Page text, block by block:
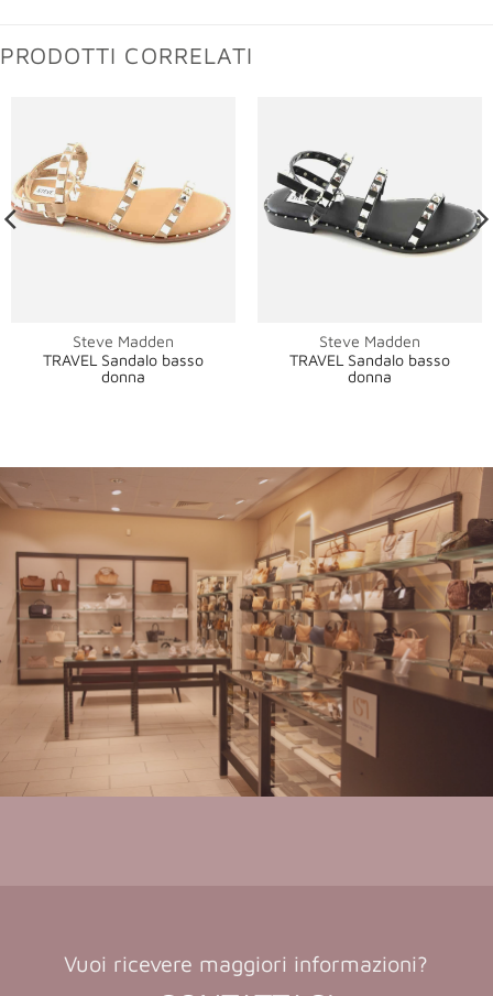
PRODOTTI CORRELATI
Steve Madden
TRAVEL Sandalo basso
donna
Steve Madden
TRAVEL Sandalo basso
donna
Vuoi ricevere maggiori informazioni?